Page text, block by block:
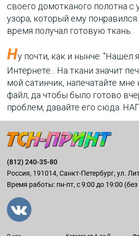
своего домотканого полотна с
узора, который ему
время получал готовую ткань.
Ну почти, как и нынче: "Нашел
Интернете... На ткани значит
мой сатинчик, напечатайте мне
файл, да чтобы было готово
проблем, давайте его сюда.
(812) 240-35-80
Россия, 191014, Санкт-Петербург, ул.
Время работы: пн-пт, с 9:00 до 19:00 (без